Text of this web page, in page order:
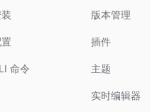
命令
版本管理
插件
主题
实时编辑器